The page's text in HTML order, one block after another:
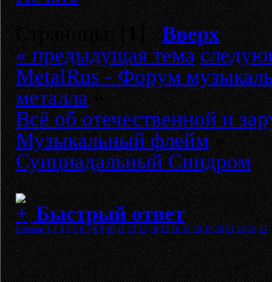
Страницы: [1]Вверх
« предыдущая тема
MetalRus - Форум
металла»
Всё об отечественной и
Музыкальный флейм»
Суициадальный Синдром
Быстрый ответ
Sitemap 1 2 3 4 5 6 7 8 9 10 11 12 13 14 15 16 17 18 19 20 21 22 23 24